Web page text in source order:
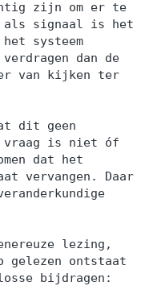
zijn om er te
signaal is het
systeem
dan de
van kijken ter
dit geen
vraag is niet óf
dat het
vervangen. Daar
lezing,
gelezen ontstaat
bijdragen: